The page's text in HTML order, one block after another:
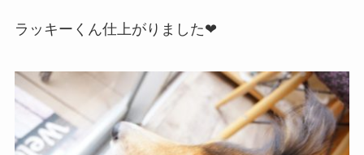
ラッキーくん仕上がりました❤